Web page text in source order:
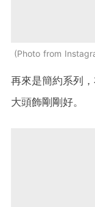
Photo from
再來是簡約系列
大頭飾剛剛好。